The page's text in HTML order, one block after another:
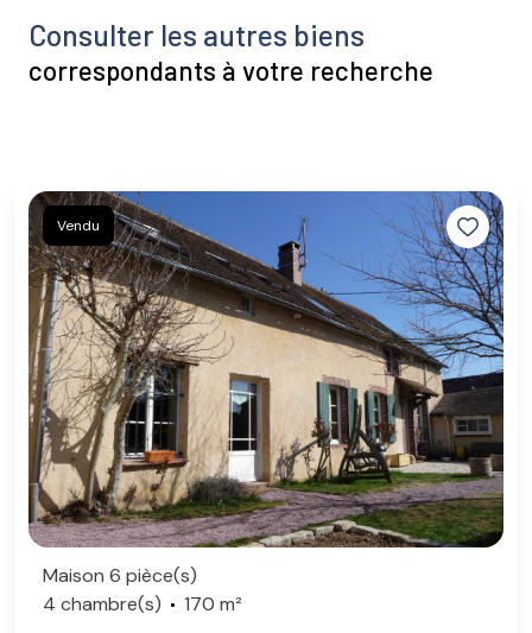
Consulter les autres biens
correspondants à votre recherche
Vendu
Maison 6 pièce(s)
4 chambre(s)
170 m²